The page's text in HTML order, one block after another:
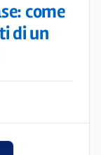
come
di un